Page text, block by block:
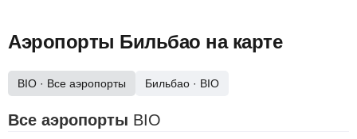
Аэропорты Бильбао на карте
BIO · Все аэропорты Бильбао · BIO
Все аэропорты BIO